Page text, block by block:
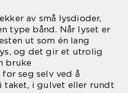
av små lysdioder,
type bånd. Når lyset er
ut som én lang
og det gir et utrolig
bruke
for seg selv ved å
taket, i gulvet eller rundt